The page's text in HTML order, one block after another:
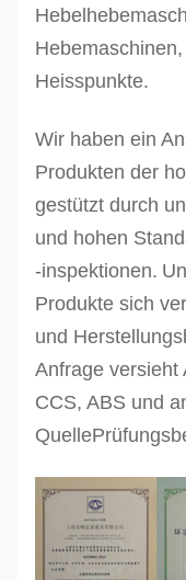
Heisspunkte.
Wir haben ein
Produkten der
gestützt durch
und hohen
-inspektionen.
Produkte sich
und
Anfrage versieht
CCS, ABS und